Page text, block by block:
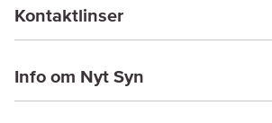
Kontaktlinser
Info om Nyt Syn